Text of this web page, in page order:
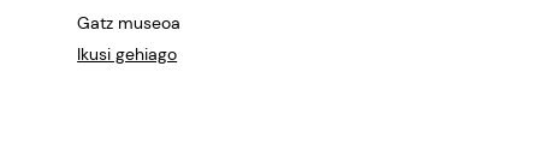
Gatz museoa
Ikusi gehiago